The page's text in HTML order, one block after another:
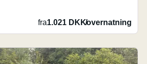
fra1.021 DKK/overnatning